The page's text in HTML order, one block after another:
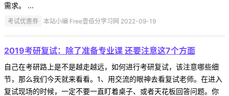
需求。 ...
考试优惠券 本站小编 Free壹佰分学习网 2022-09-19
2019考研复试：除了准备专业课 还要注意这7个方面
自己在考研路上是不是越走越远，如何进行考研复试，该注意哪些细
节，那么我们今天就来看看。1、用交流的眼神去看复试老师。在进入
复试现场的时候，一定不要一直盯着桌子、或者天花板回答问题。你